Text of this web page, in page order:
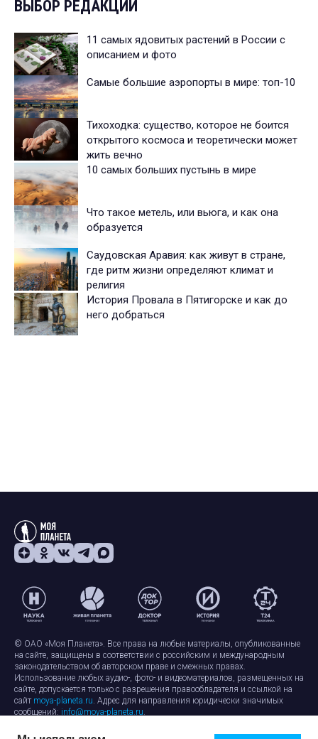
ВЫБОР РЕДАКЦИИ
11 самых ядовитых растений в России с
описанием и фото
Cамые большие аэропорты в мире: топ-10
Тихоходка: существо, которое не боится
открытого космоса и теоретически может
жить вечно
10 самых больших пустынь в мире
Что такое метель, или вьюга, и как она
образуется
Саудовская Аравия: как живут в стране,
где ритм жизни определяют климат и
религия
История Провала в Пятигорске и как до
него добраться
© ОАО «Моя Планета». Все права на любые материалы, опубликованные
на сайте, защищены в соответствии с российским и международным
законодательством об авторском праве и смежных правах.
Использование любых аудио-, фото- и видеоматериалов, размещенных на
сайте, допускается только с разрешения правообладателя и ссылкой на
сайт moya-planeta.ru. Адрес для направления юридически значимых
сообщений: info@moya-planeta.ru.